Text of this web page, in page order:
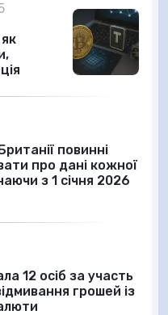
повинні
про дані кожної
з 1 січня 2026
12 осіб за участь
грошей із